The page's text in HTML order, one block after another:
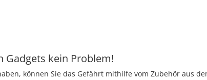
Gadgets kein Problem!
können Sie das Gefährt mithilfe vom Zubehör aus